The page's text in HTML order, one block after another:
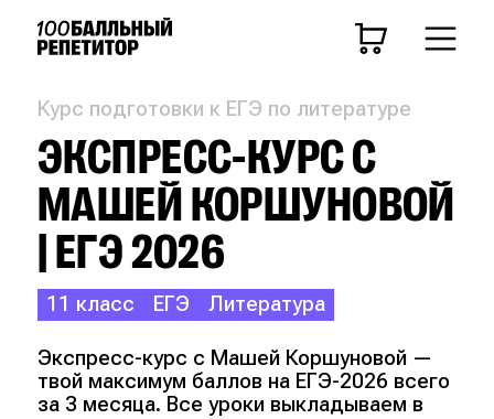
Курс подготовки к ЕГЭ по литературе
ЭКСПРЕСС-КУРС С
МАШЕЙ КОРШУНОВОЙ
| ЕГЭ 2026
11 класс ЕГЭ Литература
Экспресс-курс с Машей Коршуновой —
твой максимум баллов на ЕГЭ-2026 всего
за 3 месяца. Все уроки выкладываем в